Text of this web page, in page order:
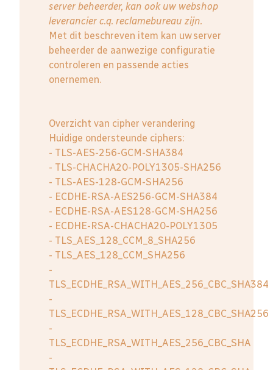
server beheerder, kan ook uw webshop
leverancier c.q. reclamebureau zijn.
Met dit beschreven item kan uw server
beheerder de aanwezige configuratie
controleren en passende acties
onernemen.
Overzicht van cipher verandering
Huidige ondersteunde ciphers:
- TLS-AES-256-GCM-SHA384
- TLS-CHACHA20-POLY1305-SHA256
- TLS-AES-128-GCM-SHA256
- ECDHE-RSA-AES256-GCM-SHA384
- ECDHE-RSA-AES128-GCM-SHA256
- ECDHE-RSA-CHACHA20-POLY1305
- TLS_AES_128_CCM_8_SHA256
- TLS_AES_128_CCM_SHA256
-
TLS_ECDHE_RSA_WITH_AES_256_CBC_SHA384
-
TLS_ECDHE_RSA_WITH_AES_128_CBC_SHA256
-
TLS_ECDHE_RSA_WITH_AES_256_CBC_SHA
-